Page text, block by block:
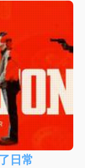
日常